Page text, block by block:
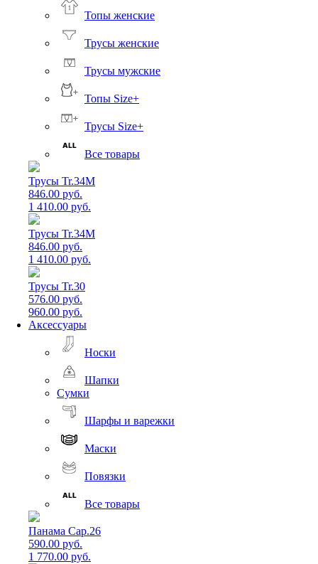
Топы женские
Трусы женские
Трусы мужские
Топы Size+
Трусы Size+
Все товары
Трусы Tr.34M
846.00 руб.
1 410.00 руб.
Трусы Tr.34M
846.00 руб.
1 410.00 руб.
Трусы Tr.30
576.00 руб.
960.00 руб.
Аксессуары
Носки
Шапки
Сумки
Шарфы и варежки
Маски
Повязки
Все товары
Панама Cap.26
590.00 руб.
1 770.00 руб.